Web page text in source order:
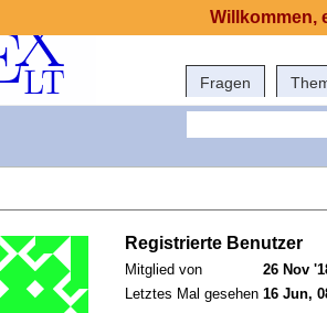
Fragen
Registrierte Benutzer
Mitglied von
26 Nov
Letztes Mal gesehen 16 Jun,
Willkommen,